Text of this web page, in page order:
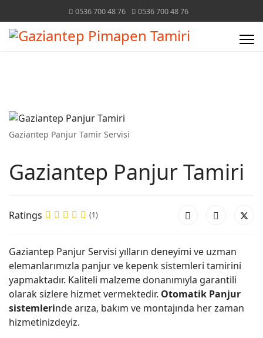
0536 700 48 76 0536 700 48 76
Gaziantep Panjur Tamir Servisi
Gaziantep Panjur Tamiri
Ratings (1)
Gaziantep Panjur Servisi yılların deneyimi ve uzman
elemanlarımızla panjur ve kepenk sistemleri tamirini
yapmaktadır. Kaliteli malzeme donanımıyla garantili
olarak sizlere hizmet vermektedir. Otomatik Panjur
sistemlerinde arıza, bakım ve montajında her zaman
hizmetinizdeyiz.